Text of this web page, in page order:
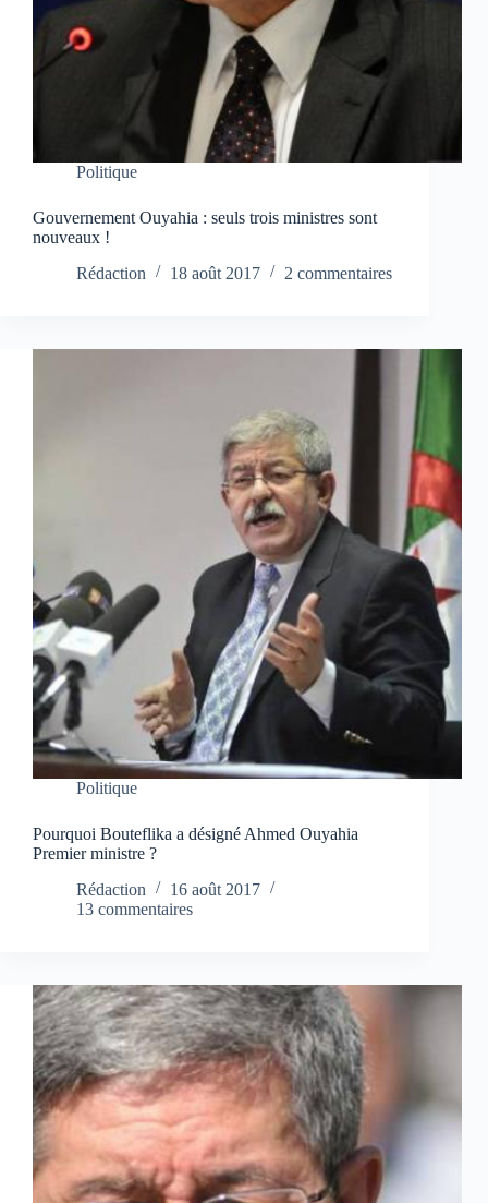
Politique
Gouvernement Ouyahia : seuls trois ministres sont
nouveaux !
Rédaction
18 août 2017 2 commentaires
Politique
Pourquoi Bouteflika a désigné Ahmed Ouyahia
Premier ministre ?
Rédaction
16 août 2017
13 commentaires